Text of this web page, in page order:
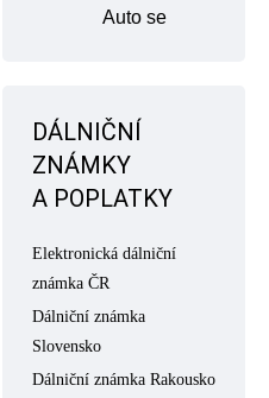
Auto se
DÁLNIČNÍ
ZNÁMKY
A POPLATKY
Elektronická dálniční
známka ČR
Dálniční známka
Slovensko
Dálniční známka Rakousko